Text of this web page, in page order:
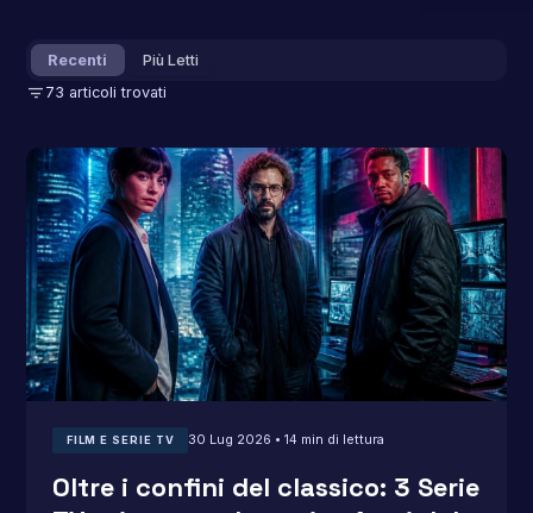
Recenti Più Letti
filter_list 73 articoli trovati
FILM E SERIE TV 30 Lug 2026 • 14 min di lettura
Oltre i confini del classico: 3 Serie